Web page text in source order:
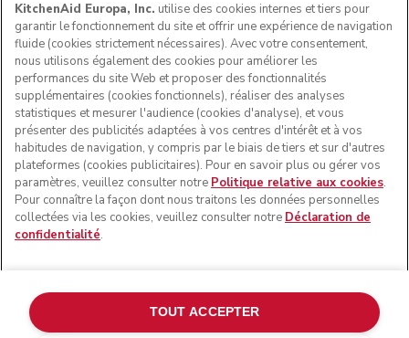
SUIVEZ-NOUS
forme du robot pâtissier multifonction sont des marques
commerciales aux États-Unis et ailleurs.
KitchenAid Europa, Inc. utilise des cookies internes et tiers pour
garantir le fonctionnement du site et offrir une expérience de navigation
fluide (cookies strictement nécessaires). Avec votre consentement,
nous utilisons également des cookies pour améliorer les
performances du site Web et proposer des fonctionnalités
supplémentaires (cookies fonctionnels), réaliser des analyses
statistiques et mesurer l'audience (cookies d'analyse), et vous
présenter des publicités adaptées à vos centres d'intérêt et à vos
habitudes de navigation, y compris par le biais de tiers et sur d'autres
plateformes (cookies publicitaires). Pour en savoir plus ou gérer vos
paramètres, veuillez consulter notre Politique relative aux cookies.
Pour connaître la façon dont nous traitons les données personnelles
collectées via les cookies, veuillez consulter notre Déclaration de
confidentialité.
TOUT ACCEPTER